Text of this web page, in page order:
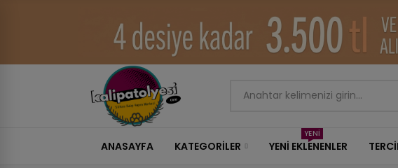
ANASAYFA KATEGORILER YENİ EKLENENLER
YENİ